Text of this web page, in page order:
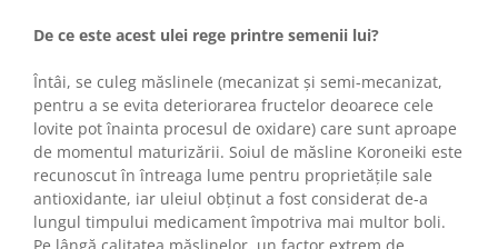
De ce este acest ulei rege printre semenii lui?
Întâi, se culeg măslinele (mecanizat și semi-mecanizat,
pentru a se evita deteriorarea fructelor deoarece cele
lovite pot înainta procesul de oxidare) care sunt aproape
de momentul maturizării. Soiul de măsline Koroneiki este
recunoscut în întreaga lume pentru proprietățile sale
antioxidante, iar uleiul obținut a fost considerat de-a
lungul timpului medicament împotriva mai multor boli.
Pe lângă calitatea măslinelor, un factor extrem de